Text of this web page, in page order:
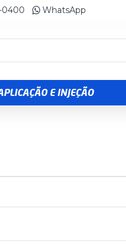
0400 WhatsApp
E INJEÇÃO